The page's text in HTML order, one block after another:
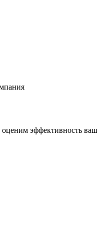
эффективность